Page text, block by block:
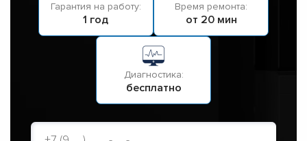
Гарантия на работу:
1 год
Время ремонта:
от 20 мин
Диагностика:
бесплатно